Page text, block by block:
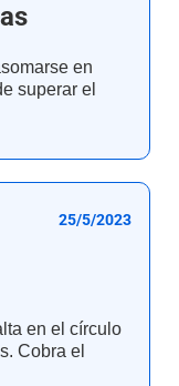
en
superar el
25/5/2023
en el círculo
Cobra el